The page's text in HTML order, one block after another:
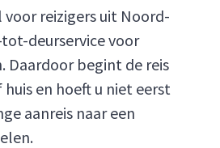
voor reizigers uit Noord-
deurservice voor
Daardoor begint de reis
en hoeft u niet eerst
aanreis naar een